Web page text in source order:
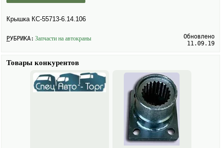
Крышка КС-55713-6.14.106
РУБРИКА: Запчасти на авто­краны
Обновлено
11.09.19
Товары конкурентов